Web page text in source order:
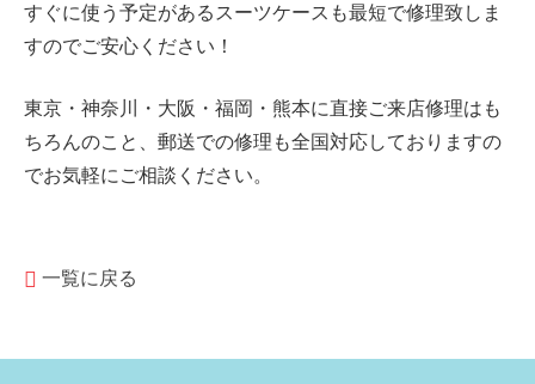
すぐに使う予定があるスーツケースも最短で修理致しま
すのでご安心ください！
東京・神奈川・大阪・ 福岡・熊本に直接ご来店修理はも
ちろんのこと、郵送での修理も全国対応しておりますの
でお気軽にご相談ください。
一覧に戻る